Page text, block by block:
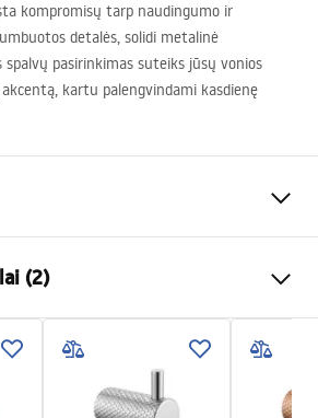
kompromisų tarp naudingumo ir
detalės, solidi metalinė
pasirinkimas suteiks jūsų vonios
kartu palengvindami kasdienę
Prisukamas
595
23mm
(2)
_24.pdf